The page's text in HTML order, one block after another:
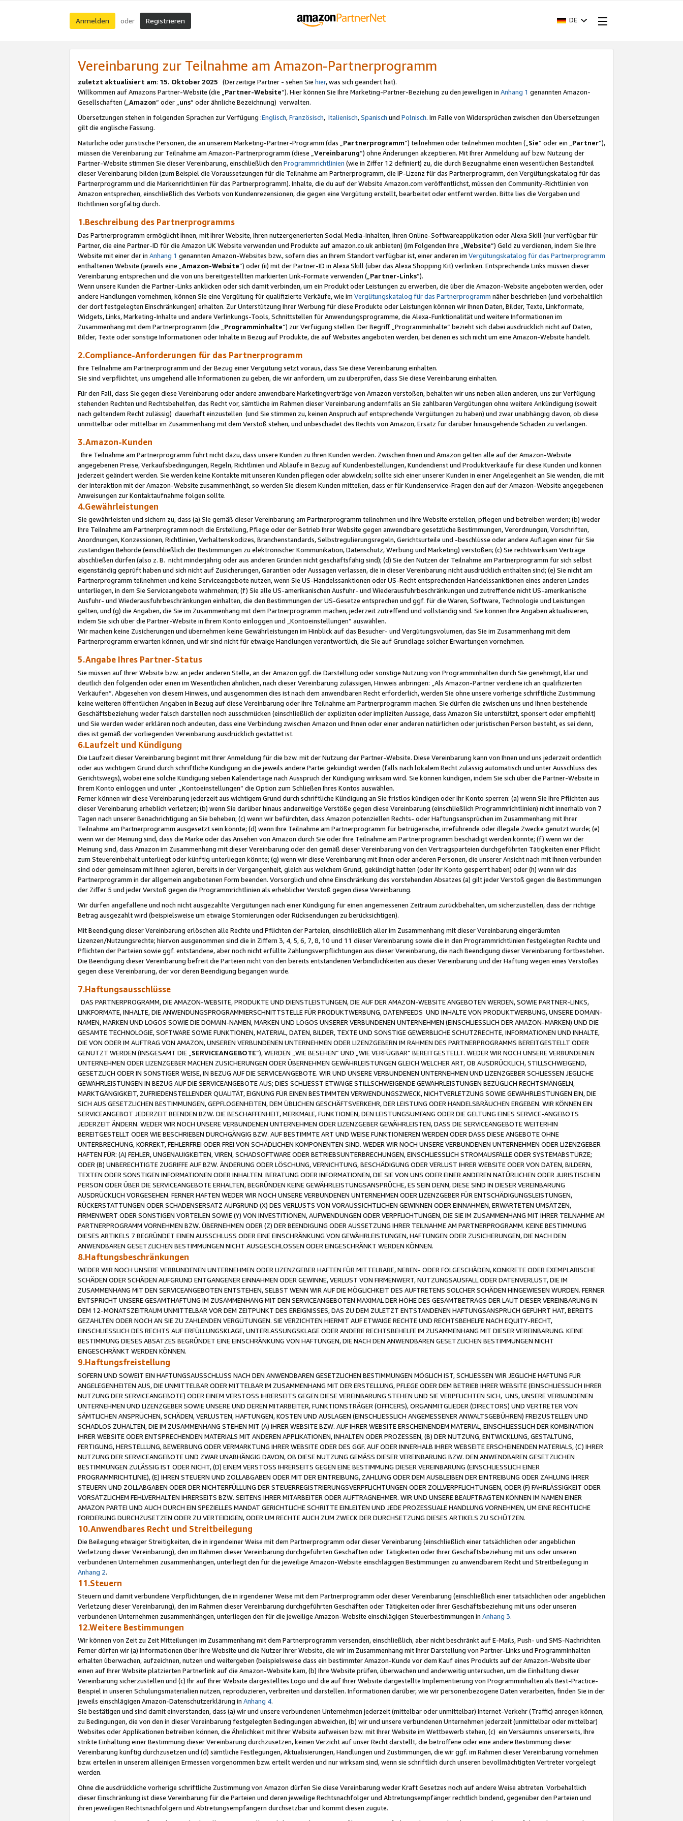
Anmelden oder Registrieren DE
Vereinbarung zur Teilnahme am Amazon-Partnerprogramm
zuletzt aktualisiert am: 15. Oktober 2025 (Derzeitige Partner - sehen Sie hier, was sich geändert hat).
Willkommen auf Amazons Partner-Website (die „Partner-Website“). Hier können Sie Ihre Marketing-Partner-Beziehung zu den jeweiligen in Anhang 1 genannten Amazon-
Gesellschaften („Amazon“ oder „uns“ oder ähnliche Bezeichnung) verwalten.
Übersetzungen stehen in folgenden Sprachen zur Verfügung :Englisch,Französisch, Italienisch,Spanisch und Polnisch. Im Falle von Widersprüchen zwischen den Übersetzungen
gilt die englische Fassung.
Natürliche oder juristische Personen, die an unserem Marketing-Partner-Programm (das „Partnerprogramm“) teilnehmen oder teilnehmen möchten („Sie“ oder ein „Partner“),
müssen die Vereinbarung zur Teilnahme am Amazon-Partnerprogramm (diese „Vereinbarung“) ohne Änderungen akzeptieren. Mit Ihrer Anmeldung auf bzw. Nutzung der
Partner-Website stimmen Sie dieser Vereinbarung, einschließlich den Programmrichtlinien (wie in Ziffer 12 definiert) zu, die durch Bezugnahme einen wesentlichen Bestandteil
dieser Vereinbarung bilden (zum Beispiel die Voraussetzungen für die Teilnahme am Partnerprogramm, die IP-Lizenz für das Partnerprogramm, den Vergütungskatalog für das
Partnerprogramm und die Markenrichtlinien für das Partnerprogramm). Inhalte, die du auf der Website Amazon.com veröffentlichst, müssen den Community-Richtlinien von
Amazon entsprechen, einschließlich des Verbots von Kundenrezensionen, die gegen eine Vergütung erstellt, bearbeitet oder entfernt werden. Bitte lies die Vorgaben und
Richtlinien sorgfältig durch.
1.Beschreibung des Partnerprogramms
Das Partnerprogramm ermöglicht Ihnen, mit Ihrer Website, Ihren nutzergenerierten Social Media-Inhalten, Ihren Online-Softwareapplikation oder Alexa Skill (nur verfügbar für
Partner, die eine Partner-ID für die Amazon UK Website verwenden und Produkte auf amazon.co.uk anbieten) (im Folgenden Ihre „ Website“) Geld zu verdienen, indem Sie Ihre
Website mit einer der in Anhang 1 genannten Amazon-Websites bzw., sofern dies an Ihrem Standort verfügbar ist, einer anderen im Vergütungskatalog für das Partnerprogramm
enthaltenen Website (jeweils eine „ Amazon-Website“) oder (ii) mit der Partner-ID in Alexa Skill (über das Alexa Shopping Kit) verlinken. Entsprechende Links müssen dieser
Vereinbarung entsprechen und die von uns bereitgestellten markierten Link-Formate verwenden („ Partner-Links“).
Wenn unsere Kunden die Partner-Links anklicken oder sich damit verbinden, um ein Produkt oder Leistungen zu erwerben, die über die Amazon-Website angeboten werden, oder
andere Handlungen vornehmen, können Sie eine Vergütung für qualifizierte Verkäufe, wie im Vergütungskatalog für das Partnerprogramm näher beschrieben (und vorbehaltlich
der dort festgelegten Einschränkungen) erhalten. Zur Unterstützung Ihrer Werbung für diese Produkte oder Leistungen können wir Ihnen Daten, Bilder, Texte, Linkformate,
Widgets, Links, Marketing-Inhalte und andere Verlinkungs-Tools, Schnittstellen für Anwendungsprogramme, die Alexa-Funktionalität und weitere Informationen im
Zusammenhang mit dem Partnerprogramm (die „ Programminhalte“) zur Verfügung stellen. Der Begriff „Programminhalte“ bezieht sich dabei ausdrücklich nicht auf Daten,
Bilder, Texte oder sonstige Informationen oder Inhalte in Bezug auf Produkte, die auf Websites angeboten werden, bei denen es sich nicht um eine Amazon-Website handelt.
2.Compliance-Anforderungen für das Partnerprogramm
Ihre Teilnahme am Partnerprogramm und der Bezug einer Vergütung setzt voraus, dass Sie diese Vereinbarung einhalten.
Sie sind verpflichtet, uns umgehend alle Informationen zu geben, die wir anfordern, um zu überprüfen, dass Sie diese Vereinbarung einhalten.
Für den Fall, dass Sie gegen diese Vereinbarung oder andere anwendbare Marketingverträge von Amazon verstoßen, behalten wir uns neben allen anderen, uns zur Verfügung
stehenden Rechten und Rechtsbehelfen, das Recht vor, sämtliche im Rahmen dieser Vereinbarung andernfalls an Sie zahlbaren Vergütungen ohne weitere Ankündigung (soweit
nach geltendem Recht zulässig) dauerhaft einzustellen (und Sie stimmen zu, keinen Anspruch auf entsprechende Vergütungen zu haben) und zwar unabhängig davon, ob diese
unmittelbar oder mittelbar im Zusammenhang mit dem Verstoß stehen, und unbeschadet des Rechts von Amazon, Ersatz für darüber hinausgehende Schäden zu verlangen.
3.Amazon-Kunden
Ihre Teilnahme am Partnerprogramm führt nicht dazu, dass unsere Kunden zu Ihren Kunden werden. Zwischen Ihnen und Amazon gelten alle auf der Amazon-Website
angegebenen Preise, Verkaufsbedingungen, Regeln, Richtlinien und Abläufe in Bezug auf Kundenbestellungen, Kundendienst und Produktverkäufe für diese Kunden und können
jederzeit geändert werden. Sie werden keine Kontakte mit unseren Kunden pflegen oder abwickeln; sollte sich einer unserer Kunden in einer Angelegenheit an Sie wenden, die mit
der Interaktion mit der Amazon-Website zusammenhängt, so werden Sie diesem Kunden mitteilen, dass er für Kundenservice-Fragen den auf der Amazon-Website angegebenen
Anweisungen zur Kontaktaufnahme folgen sollte.
4.Gewährleistungen
Sie gewährleisten und sichern zu, dass (a) Sie gemäß dieser Vereinbarung am Partnerprogramm teilnehmen und Ihre Website erstellen, pflegen und betreiben werden; (b) weder
Ihre Teilnahme am Partnerprogramm noch die Erstellung, Pflege oder der Betrieb Ihrer Website gegen anwendbare gesetzliche Bestimmungen, Verordnungen, Vorschriften,
Anordnungen, Konzessionen, Richtlinien, Verhaltenskodizes, Branchenstandards, Selbstregulierungsregeln, Gerichtsurteile und -beschlüsse oder andere Auflagen einer für Sie
zuständigen Behörde (einschließlich der Bestimmungen zu elektronischer Kommunikation, Datenschutz, Werbung und Marketing) verstoßen; (c) Sie rechtswirksam Verträge
abschließen dürfen (also z. B. nicht minderjährig oder aus anderen Gründen nicht geschäftsfähig sind); (d) Sie den Nutzen der Teilnahme am Partnerprogramm für sich selbst
eigenständig geprüft haben und sich nicht auf Zusicherungen, Garantien oder Aussagen verlassen, die in dieser Vereinbarung nicht ausdrücklich enthalten sind; (e) Sie nicht am
Partnerprogramm teilnehmen und keine Serviceangebote nutzen, wenn Sie US-Handelssanktionen oder US-Recht entsprechenden Handelssanktionen eines anderen Landes
unterliegen, in dem Sie Serviceangebote wahrnehmen; (f) Sie alle US-amerikanischen Ausfuhr- und Wiederausfuhrbeschränkungen und zutreffende nicht US-amerikanische
Ausfuhr- und Wiederausfuhrbeschränkungen einhalten, die den Bestimmungen der US-Gesetze entsprechen und ggf. für die Waren, Software, Technologie und Leistungen
gelten, und (g) die Angaben, die Sie im Zusammenhang mit dem Partnerprogramm machen, jederzeit zutreffend und vollständig sind. Sie können Ihre Angaben aktualisieren,
indem Sie sich über die Partner-Website in Ihrem Konto einloggen und „Kontoeinstellungen“ auswählen.
Wir machen keine Zusicherungen und übernehmen keine Gewährleistungen im Hinblick auf das Besucher- und Vergütungsvolumen, das Sie im Zusammenhang mit dem
Partnerprogramm erwarten können, und wir sind nicht für etwaige Handlungen verantwortlich, die Sie auf Grundlage solcher Erwartungen vornehmen.
5.Angabe Ihres Partner-Status
Sie müssen auf Ihrer Website bzw. an jeder anderen Stelle, an der Amazon ggf. die Darstellung oder sonstige Nutzung von Programminhalten durch Sie genehmigt, klar und
deutlich den folgenden oder einen im Wesentlichen ähnlichen, nach dieser Vereinbarung zulässigen, Hinweis anbringen: „Als Amazon-Partner verdiene ich an qualifizierten
Verkäufen“. Abgesehen von diesem Hinweis, und ausgenommen dies ist nach dem anwendbaren Recht erforderlich, werden Sie ohne unsere vorherige schriftliche Zustimmung
keine weiteren öffentlichen Angaben in Bezug auf diese Vereinbarung oder Ihre Teilnahme am Partnerprogramm machen. Sie dürfen die zwischen uns und Ihnen bestehende
Geschäftsbeziehung weder falsch darstellen noch ausschmücken (einschließlich der expliziten oder impliziten Aussage, dass Amazon Sie unterstützt, sponsert oder empfiehlt)
und Sie werden weder erklären noch andeuten, dass eine Verbindung zwischen Amazon und Ihnen oder einer anderen natürlichen oder juristischen Person besteht, es sei denn,
dies ist gemäß der vorliegenden Vereinbarung ausdrücklich gestattet ist.
6.Laufzeit und Kündigung
Die Laufzeit dieser Vereinbarung beginnt mit Ihrer Anmeldung für die bzw. mit der Nutzung der Partner-Website. Diese Vereinbarung kann von Ihnen und uns jederzeit ordentlich
oder aus wichtigem Grund durch schriftliche Kündigung an die jeweils andere Partei gekündigt werden (falls nach lokalem Recht zulässig automatisch und unter Ausschluss des
Gerichtswegs), wobei eine solche Kündigung sieben Kalendertage nach Ausspruch der Kündigung wirksam wird. Sie können kündigen, indem Sie sich über die Partner-Website in
Ihrem Konto einloggen und unter „Kontoeinstellungen“ die Option zum Schließen Ihres Kontos auswählen.
Ferner können wir diese Vereinbarung jederzeit aus wichtigem Grund durch schriftliche Kündigung an Sie fristlos kündigen oder Ihr Konto sperren: (a) wenn Sie Ihre Pflichten aus
dieser Vereinbarung erheblich verletzen; (b) wenn Sie darüber hinaus anderweitige Verstöße gegen diese Vereinbarung (einschließlich Programmrichtlinien) nicht innerhalb von 7
Tagen nach unserer Benachrichtigung an Sie beheben; (c) wenn wir befürchten, dass Amazon potenziellen Rechts- oder Haftungsansprüchen im Zusammenhang mit Ihrer
Teilnahme am Partnerprogramm ausgesetzt sein könnte; (d) wenn Ihre Teilnahme am Partnerprogramm für betrügerische, irreführende oder illegale Zwecke genutzt wurde; (e)
wenn wir der Meinung sind, dass die Marke oder das Ansehen von Amazon durch Sie oder Ihre Teilnahme am Partnerprogramm beschädigt werden könnte; (f) wenn wir der
Meinung sind, dass Amazon im Zusammenhang mit dieser Vereinbarung oder den gemäß dieser Vereinbarung von den Vertragsparteien durchgeführten Tätigkeiten einer Pflicht
zum Steuereinbehalt unterliegt oder künftig unterliegen könnte; (g) wenn wir diese Vereinbarung mit Ihnen oder anderen Personen, die unserer Ansicht nach mit Ihnen verbunden
sind oder gemeinsam mit Ihnen agieren, bereits in der Vergangenheit, gleich aus welchem Grund, gekündigt hatten (oder Ihr Konto gesperrt haben) oder (h) wenn wir das
Partnerprogramm in der allgemein angebotenen Form beenden. Vorsorglich und ohne Einschränkung des vorstehenden Absatzes (a) gilt jeder Verstoß gegen die Bestimmungen
der Ziffer 5 und jeder Verstoß gegen die Programmrichtlinien als erheblicher Verstoß gegen diese Vereinbarung.
Wir dürfen angefallene und noch nicht ausgezahlte Vergütungen nach einer Kündigung für einen angemessenen Zeitraum zurückbehalten, um sicherzustellen, dass der richtige
Betrag ausgezahlt wird (beispielsweise um etwaige Stornierungen oder Rücksendungen zu berücksichtigen).
Mit Beendigung dieser Vereinbarung erlöschen alle Rechte und Pflichten der Parteien, einschließlich aller im Zusammenhang mit dieser Vereinbarung eingeräumten
Lizenzen/Nutzungsrechte; hiervon ausgenommen sind die in Ziffern 3, 4, 5, 6, 7, 8, 10 und 11 dieser Vereinbarung sowie die in den Programmrichtlinien festgelegten Rechte und
Pflichten der Parteien sowie ggf. entstandene, aber noch nicht erfüllte Zahlungsverpflichtungen aus dieser Vereinbarung, die nach Beendigung dieser Vereinbarung fortbestehen.
Die Beendigung dieser Vereinbarung befreit die Parteien nicht von den bereits entstandenen Verbindlichkeiten aus dieser Vereinbarung und der Haftung wegen eines Verstoßes
gegen diese Vereinbarung, der vor deren Beendigung begangen wurde.
7.Haftungsausschlüsse
DAS PARTNERPROGRAMM, DIE AMAZON-WEBSITE, PRODUKTE UND DIENSTLEISTUNGEN, DIE AUF DER AMAZON-WEBSITE ANGEBOTEN WERDEN, SOWIE PARTNER-LINKS,
LINKFORMATE, INHALTE, DIE ANWENDUNGSPROGRAMMIERSCHNITTSTELLE FÜR PRODUKTWERBUNG, DATENFEEDS UND INHALTE VON PRODUKTWERBUNG, UNSERE DOMAIN-
NAMEN, MARKEN UND LOGOS SOWIE DIE DOMAIN-NAMEN, MARKEN UND LOGOS UNSERER VERBUNDENEN UNTERNEHMEN (EINSCHLIESSLICH DER AMAZON-MARKEN) UND DIE
GESAMTE TECHNOLOGIE, SOFTWARE SOWIE FUNKTIONEN, MATERIAL, DATEN, BILDER, TEXTE UND SONSTIGE GEWERBLICHE SCHUTZRECHTE, INFORMATIONEN UND INHALTE,
DIE VON ODER IM AUFTRAG VON AMAZON, UNSEREN VERBUNDENEN UNTERNEHMEN ODER LIZENZGEBERN IM RAHMEN DES PARTNERPROGRAMMS BEREITGESTELLT ODER
GENUTZT WERDEN (INSGESAMT DIE „ SERVICEANGEBOTE“), WERDEN „WIE BESEHEN“ UND „WIE VERFÜGBAR“ BEREITGESTELLT. WEDER WIR NOCH UNSERE VERBUNDENEN
UNTERNEHMEN ODER LIZENZGEBER MACHEN ZUSICHERUNGEN ODER ÜBERNEHMEN GEWÄHRLEISTUNGEN GLEICH WELCHER ART, OB AUSDRÜCKLICH, STILLSCHWEIGEND,
GESETZLICH ODER IN SONSTIGER WEISE, IN BEZUG AUF DIE SERVICEANGEBOTE. WIR UND UNSERE VERBUNDENEN UNTERNEHMEN UND LIZENZGEBER SCHLIESSEN JEGLICHE
GEWÄHRLEISTUNGEN IN BEZUG AUF DIE SERVICEANGEBOTE AUS; DIES SCHLIESST ETWAIGE STILLSCHWEIGENDE GEWÄHRLEISTUNGEN BEZÜGLICH RECHTSMÄNGELN,
MARKTGÄNGIGKEIT, ZUFRIEDENSTELLENDER QUALITÄT, EIGNUNG FÜR EINEN BESTIMMTEN VERWENDUNGSZWECK, NICHTVERLETZUNG SOWIE GEWÄHRLEISTUNGEN EIN, DIE
SICH AUS GESETZLICHEN BESTIMMUNGEN, GEPFLOGENHEITEN, DEM ÜBLICHEN GESCHÄFTSVERKEHR, DER LEISTUNG ODER HANDELSBRÄUCHEN ERGEBEN. WIR KÖNNEN EIN
SERVICEANGEBOT JEDERZEIT BEENDEN BZW. DIE BESCHAFFENHEIT, MERKMALE, FUNKTIONEN, DEN LEISTUNGSUMFANG ODER DIE GELTUNG EINES SERVICE-ANGEBOTS
JEDERZEIT ÄNDERN. WEDER WIR NOCH UNSERE VERBUNDENEN UNTERNEHMEN ODER LIZENZGEBER GEWÄHRLEISTEN, DASS DIE SERVICEANGEBOTE WEITERHIN
BEREITGESTELLT ODER WIE BESCHRIEBEN DURCHGÄNGIG BZW. AUF BESTIMMTE ART UND WEISE FUNKTIONIEREN WERDEN ODER DASS DIESE ANGEBOTE OHNE
UNTERBRECHUNG, KORREKT, FEHLERFREI ODER FREI VON SCHÄDLICHEN KOMPONENTEN SIND. WEDER WIR NOCH UNSERE VERBUNDENEN UNTERNEHMEN ODER LIZENZGEBER
HAFTEN FÜR: (A) FEHLER, UNGENAUIGKEITEN, VIREN, SCHADSOFTWARE ODER BETRIEBSUNTERBRECHUNGEN, EINSCHLIESSLICH STROMAUSFÄLLE ODER SYSTEMABSTÜRZE;
ODER (B) UNBERECHTIGTE ZUGRIFFE AUF BZW. ÄNDERUNG ODER LÖSCHUNG, VERNICHTUNG, BESCHÄDIGUNG ODER VERLUST IHRER WEBSITE ODER VON DATEN, BILDERN,
TEXTEN ODER SONSTIGEN INFORMATIONEN ODER INHALTEN. BERATUNG ODER INFORMATIONEN, DIE SIE VON UNS ODER EINER ANDEREN NATÜRLICHEN ODER JURISTISCHEN
PERSON ODER ÜBER DIE SERVICEANGEBOTE ERHALTEN, BEGRÜNDEN KEINE GEWÄHRLEISTUNGSANSPRÜCHE, ES SEIN DENN, DIESE SIND IN DIESER VEREINBARUNG
AUSDRÜCKLICH VORGESEHEN. FERNER HAFTEN WEDER WIR NOCH UNSERE VERBUNDENEN UNTERNEHMEN ODER LIZENZGEBER FÜR ENTSCHÄDIGUNGSLEISTUNGEN,
RÜCKERSTATTUNGEN ODER SCHADENSERSATZ AUFGRUND (X) DES VERLUSTS VON VORAUSSICHTLICHEN GEWINNEN ODER EINNAHMEN, ERWARTETEN UMSÄTZEN,
FIRMENWERT ODER SONSTIGEN VORTEILEN SOWIE (Y) VON INVESTITIONEN, AUFWENDUNGEN ODER VERPFLICHTUNGEN, DIE SIE IM ZUSAMMENHANG MIT IHRER TEILNAHME AM
PARTNERPROGRAMM VORNEHMEN BZW. ÜBERNEHMEN ODER (Z) DER BEENDIGUNG ODER AUSSETZUNG IHRER TEILNAHME AM PARTNERPROGRAMM. KEINE BESTIMMUNG
DIESES ARTIKELS 7 BEGRÜNDET EINEN AUSSCHLUSS ODER EINE EINSCHRÄNKUNG VON GEWÄHRLEISTUNGEN, HAFTUNGEN ODER ZUSICHERUNGEN, DIE NACH DEN
ANWENDBAREN GESETZLICHEN BESTIMMUNGEN NICHT AUSGESCHLOSSEN ODER EINGESCHRÄNKT WERDEN KÖNNEN.
8.Haftungsbeschränkungen
WEDER WIR NOCH UNSERE VERBUNDENEN UNTERNEHMEN ODER LIZENZGEBER HAFTEN FÜR MITTELBARE, NEBEN- ODER FOLGESCHÄDEN, KONKRETE ODER EXEMPLARISCHE
SCHÄDEN ODER SCHÄDEN AUFGRUND ENTGANGENER EINNAHMEN ODER GEWINNE, VERLUST VON FIRMENWERT, NUTZUNGSAUSFALL ODER DATENVERLUST, DIE IM
ZUSAMMENHANG MIT DEN SERVICEANGEBOTEN ENTSTEHEN, SELBST WENN WIR AUF DIE MÖGLICHKEIT DES AUFTRETENS SOLCHER SCHÄDEN HINGEWIESEN WURDEN. FERNER
ENTSPRICHT UNSERE GESAMTHAFTUNG IM ZUSAMMENHANG MIT DEN SERVICEANGEBOTEN MAXIMAL DER HÖHE DES GESAMTBETRAGS DER LAUT DIESER VEREINBARUNG IN
DEM 12-MONATSZEITRAUM UNMITTELBAR VOR DEM ZEITPUNKT DES EREIGNISSES, DAS ZU DEM ZULETZT ENTSTANDENEN HAFTUNGSANSPRUCH GEFÜHRT HAT, BEREITS
GEZAHLTEN ODER NOCH AN SIE ZU ZAHLENDEN VERGÜTUNGEN. SIE VERZICHTEN HIERMIT AUF ETWAIGE RECHTE UND RECHTSBEHELFE NACH EQUITY-RECHT,
EINSCHLIESSLICH DES RECHTS AUF ERFÜLLUNGSKLAGE, UNTERLASSUNGSKLAGE ODER ANDERE RECHTSBEHELFE IM ZUSAMMENHANG MIT DIESER VEREINBARUNG. KEINE
BESTIMMUNG DIESES ABSATZES BEGRÜNDET EINE EINSCHRÄNKUNG VON HAFTUNGEN, DIE NACH DEN ANWENDBAREN GESETZLICHEN BESTIMMUNGEN NICHT
EINGESCHRÄNKT WERDEN KÖNNEN.
9.Haftungsfreistellung
SOFERN UND SOWEIT EIN HAFTUNGSAUSSCHLUSS NACH DEN ANWENDBAREN GESETZLICHEN BESTIMMUNGEN MÖGLICH IST, SCHLIESSEN WIR JEGLICHE HAFTUNG FÜR
ANGELEGENHEITEN AUS, DIE UNMITTELBAR ODER MITTELBAR IM ZUSAMMENHANG MIT DER ERSTELLUNG, PFLEGE ODER DEM BETRIEB IHRER WEBSITE (EINSCHLIESSLICH IHRER
NUTZUNG DER SERVICEANGEBOTE) ODER EINEM VERSTOSS IHRERSEITS GEGEN DIESE VEREINBARUNG STEHEN UND SIE VERPFLICHTEN SICH, UNS, UNSERE VERBUNDENEN
UNTERNEHMEN UND LIZENZGEBER SOWIE UNSERE UND DEREN MITARBEITER, FUNKTIONSTRÄGER (OFFICERS), ORGANMITGLIEDER (DIRECTORS) UND VERTRETER VON
SÄMTLICHEN ANSPRÜCHEN, SCHÄDEN, VERLUSTEN, HAFTUNGEN, KOSTEN UND AUSLAGEN (EINSCHLIESSLICH ANGEMESSENER ANWALTSGEBÜHREN) FREIZUSTELLEN UND
SCHADLOS ZUHALTEN, DIE IM ZUSAMMENHANG STEHEN MIT (A) IHRER WEBSITE BZW. AUF IHRER WEBSITE ERSCHEINENDEM MATERIAL, EINSCHLIESSLICH DER KOMBINATION
IHRER WEBSITE ODER ENTSPRECHENDEN MATERIALS MIT ANDEREN APPLIKATIONEN, INHALTEN ODER PROZESSEN, (B) DER NUTZUNG, ENTWICKLUNG, GESTALTUNG,
FERTIGUNG, HERSTELLUNG, BEWERBUNG ODER VERMARKTUNG IHRER WEBSITE ODER DES GGF. AUF ODER INNERHALB IHRER WEBSEITE ERSCHEINENDEN MATERIALS, (C) IHRER
NUTZUNG DER SERVICEANGEBOTE UND ZWAR UNABHÄNGIG DAVON, OB DIESE NUTZUNG GEMÄSS DIESER VEREINBARUNG BZW. DEN ANWENDBAREN GESETZLICHEN
BESTIMMUNGEN ZULÄSSIG IST ODER NICHT, (D) EINEM VERSTOSS IHRERSEITS GEGEN EINE BESTIMMUNG DIESER VEREINBARUNG (EINSCHLIESSLICH EINER
PROGRAMMRICHTLINIE), (E) IHREN STEUERN UND ZOLLABGABEN ODER MIT DER EINTREIBUNG, ZAHLUNG ODER DEM AUSBLEIBEN DER EINTREIBUNG ODER ZAHLUNG IHRER
STEUERN UND ZOLLABGABEN ODER DER NICHTERFÜLLUNG DER STEUERREGISTRIERUNGSVERPFLICHTUNGEN ODER ZOLLVERPFLICHTUNGEN, ODER (F) FAHRLÄSSIGKEIT ODER
VORSÄTZLICHEM FEHLVERHALTEN IHRERSEITS BZW. SEITENS IHRER MITARBEITER ODER AUFTRAGNEHMER. WIR UND UNSERE BEAUFTRAGTEN KÖNNEN IM NAMEN EINER
AMAZON PARTEI UND AUCH DURCH EIN SPEZIELLES MANDAT GERICHTLICHE SCHRITTE EINLEITEN UND JEDE PROZESSUALE HANDLUNG VORNEHMEN, UM EINE RECHTLICHE
FORDERUNG DURCHZUSETZEN ODER ZU VERTEIDIGEN, ODER UM RECHTE AUCH ZUM ZWECK DER DURCHSETZUNG DIESES ARTIKELS ZU SCHÜTZEN.
10.Anwendbares Recht und Streitbeilegung
Die Beilegung etwaiger Streitigkeiten, die in irgendeiner Weise mit dem Partnerprogramm oder dieser Vereinbarung (einschließlich einer tatsächlichen oder angeblichen
Verletzung dieser Vereinbarung), den im Rahmen dieser Vereinbarung durchgeführten Geschäften oder Tätigkeiten oder Ihrer Geschäftsbeziehung mit uns oder unseren
verbundenen Unternehmen zusammenhängen, unterliegt den für die jeweilige Amazon-Website einschlägigen Bestimmungen zu anwendbarem Recht und Streitbeilegung in
Anhang 2.
11.Steuern
Steuern und damit verbundene Verpflichtungen, die in irgendeiner Weise mit dem Partnerprogramm oder dieser Vereinbarung (einschließlich einer tatsächlichen oder angeblichen
Verletzung dieser Vereinbarung), den im Rahmen dieser Vereinbarung durchgeführten Geschäften oder Tätigkeiten oder Ihrer Geschäftsbeziehung mit uns oder unseren
verbundenen Unternehmen zusammenhängen, unterliegen den für die jeweilige Amazon-Website einschlägigen Steuerbestimmungen in Anhang 3.
12.Weitere Bestimmungen
Wir können von Zeit zu Zeit Mitteilungen im Zusammenhang mit dem Partnerprogramm versenden, einschließlich, aber nicht beschränkt auf E-Mails, Push- und SMS-Nachrichten.
Ferner dürfen wir (a) Informationen über Ihre Website und die Nutzer Ihrer Website, die wir im Zusammenhang mit Ihrer Darstellung von Partner-Links und Programminhalten
erhalten überwachen, aufzeichnen, nutzen und weitergeben (beispielsweise dass ein bestimmter Amazon-Kunde vor dem Kauf eines Produkts auf der Amazon-Website über
einen auf Ihrer Website platzierten Partnerlink auf die Amazon-Website kam, (b) Ihre Website prüfen, überwachen und anderweitig untersuchen, um die Einhaltung dieser
Vereinbarung sicherzustellen und (c) Ihr auf Ihrer Website dargestelltes Logo und die auf Ihrer Website dargestellte Implementierung von Programminhalten als Best-Practice-
Beispiel in unseren Schulungsmaterialien nutzen, reproduzieren, verbreiten und darstellen. Informationen darüber, wie wir personenbezogene Daten verarbeiten, finden Sie in der
jeweils einschlägigen Amazon-Datenschutzerklärung in Anhang 4.
Sie bestätigen und sind damit einverstanden, dass (a) wir und unsere verbundenen Unternehmen jederzeit (mittelbar oder unmittelbar) Internet-Verkehr (Traffic) anregen können,
zu Bedingungen, die von den in dieser Vereinbarung festgelegten Bedingungen abweichen, (b) wir und unsere verbundenen Unternehmen jederzeit (unmittelbar oder mittelbar)
Websites oder Applikationen betreiben können, die Ähnlichkeit mit Ihrer Website aufweisen bzw. mit Ihrer Website im Wettbewerb stehen, (c) ein Versäumnis unsererseits, Ihre
strikte Einhaltung einer Bestimmung dieser Vereinbarung durchzusetzen, keinen Verzicht auf unser Recht darstellt, die betroffene oder eine andere Bestimmung dieser
Vereinbarung künftig durchzusetzen und (d) sämtliche Festlegungen, Aktualisierungen, Handlungen und Zustimmungen, die wir ggf. im Rahmen dieser Vereinbarung vornehmen
bzw. erteilen in unserem alleinigen Ermessen vorgenommen bzw. erteilt werden und nur wirksam sind, wenn sie schriftlich durch unseren bevollmächtigten Vertreter vorgelegt
werden.
Ohne die ausdrückliche vorherige schriftliche Zustimmung von Amazon dürfen Sie diese Vereinbarung weder Kraft Gesetzes noch auf andere Weise abtreten. Vorbehaltlich
dieser Einschränkung ist diese Vereinbarung für die Parteien und deren jeweilige Rechtsnachfolger und Abtretungsempfänger rechtlich bindend, gegenüber den Parteien und
ihren jeweiligen Rechtsnachfolgern und Abtretungsempfängern durchsetzbar und kommt diesen zugute.